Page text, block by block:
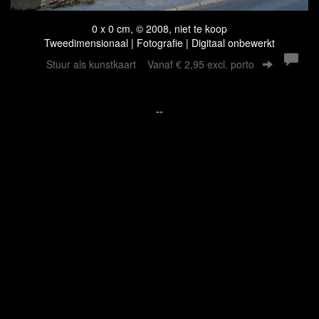
0 x 0 cm, © 2008, niet te koop
Tweedimensionaal | Fotografie | Digitaal onbewerkt
Stuur als kunstkaart Vanaf € 2,95 excl. porto
--